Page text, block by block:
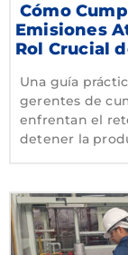
Cómo
Emisiones
Rol Crucial
Una guía
gerentes de
enfrentan el
detener la